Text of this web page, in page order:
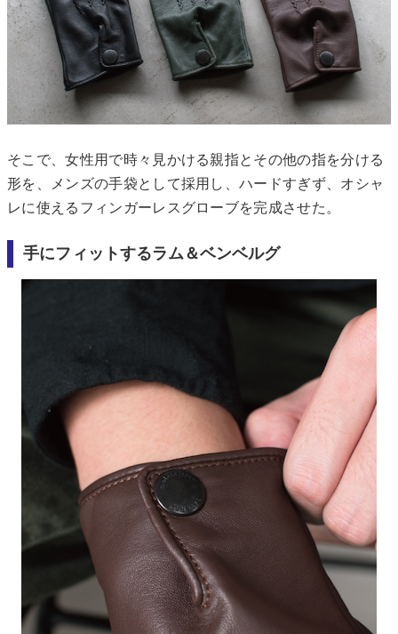
そこで、女性用で時々見かける親指とその他の指を分ける
形を、メンズの手袋として採用し、ハードすぎず、オシャ
レに使えるフィンガーレスグローブを完成させた。
手にフィットするラム＆ベンベルグ